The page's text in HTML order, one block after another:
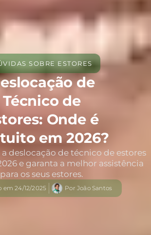
SOBRE ESTORES
de
Técnico de
Onde é
em 2026?
deslocação de técnico de estores
e garanta a melhor assistência
para os seus estores.
em24/12/2025 PorJoão Santos